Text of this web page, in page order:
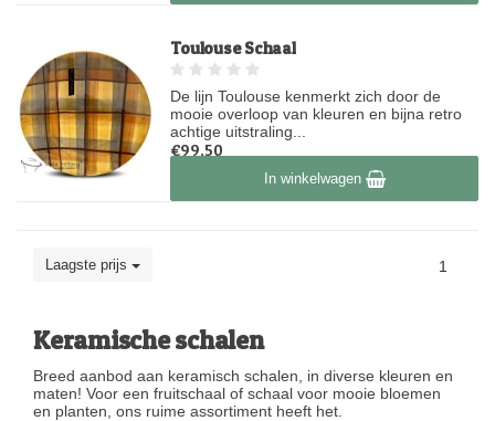
Toulouse Schaal
De lijn Toulouse kenmerkt zich door de
mooie overloop van kleuren en bijna retro
achtige uitstraling...
€99,50
Op voorraadIn winkelwagen
Laagste prijs 1
Keramische schalen
Breed aanbod aan keramisch schalen, in diverse kleuren en
maten! Voor een fruitschaal of schaal voor mooie bloemen
en planten, ons ruime assortiment heeft het.